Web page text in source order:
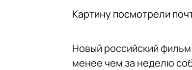
Картину посмотрели
Новый российский
менее чем за неделю